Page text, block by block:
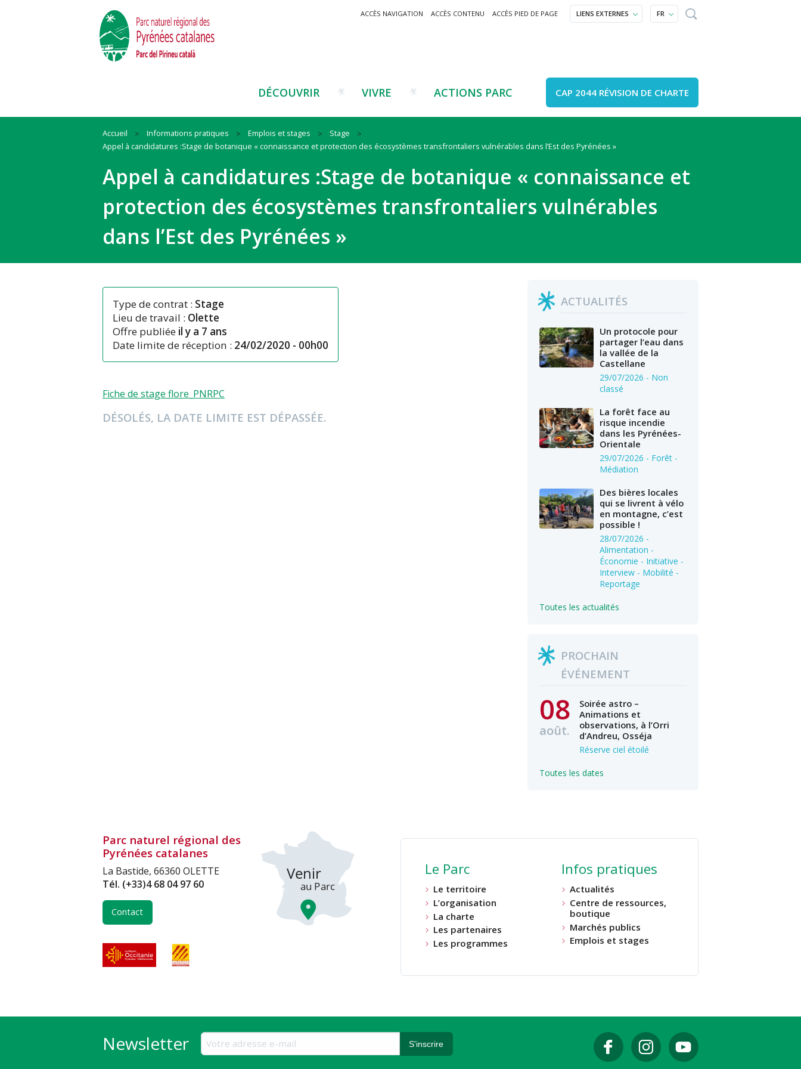
ACCÈS NAVIGATION ACCÈS CONTENU ACCÈS PIED DE PAGE LIENS EXTERNES FR
DÉCOUVRIR
Faune et Flore
Itinéraires et sites
Pratiques sportives
naturels
Traditions catalanes
Musées et sites
Journal, annuaires, carte
Toutes nos vidéos
VIVRE
Mobilité
Animation
La marque Valeurs Parc
Les réseaux
Accompagnement
ACTIONS PARC
Cadre de vie
Biodiversité
#QueLaMontagneEstBelle !
#QuandOnArriveEnParc
Agriculture
Forêt-bois
Filières émergentes
Éducation et sensibilisation
Vie locale
CAP 2044 RÉVISION DE CHARTE
Accueil Informations pratiques Emplois et stages
Stage
Appel à candidatures :Stage de botanique « connaissance et protection des écosystèmes transfrontaliers vulnérables dans l’Est des Pyrénées »
Appel à candidatures :Stage de botanique « connaissance et
protection des écosystèmes transfrontaliers vulnérables
dans l’Est des Pyrénées »
Type de contrat : Stage
Lieu de travail : Olette
Offre publiée il y a 7 ans
Date limite de réception : 24/02/2020 - 00h00
Fiche de stage flore_PNRPC
DÉSOLÉS, LA DATE LIMITE EST DÉPASSÉE.
ACTUALITÉS
Un protocole pour
partager l’eau dans
la vallée de la
Castellane
29/07/2026 - Non
classé
La forêt face au
risque incendie
dans les Pyrénées-
Orientale
29/07/2026 - Forêt -
Médiation
Des bières locales
qui se livrent à vélo
en montagne, c’est
possible !
28/07/2026 -
Alimentation -
Économie - Initiative -
Interview - Mobilité -
Reportage
Toutes les actualités
PROCHAIN
ÉVÉNEMENT
08
août.
Soirée astro –
Animations et
observations, à l’Orri
d’Andreu, Osséja
Réserve ciel étoilé
Toutes les dates
Parc naturel régional des
Pyrénées catalanes
La Bastide, 66360 OLETTE
Tél. (+33)4 68 04 97 60
Contact
Le Parc
Le territoire
L’organisation
La charte
Les partenaires
Les programmes
Infos pratiques
Actualités
Centre de ressources,
boutique
Marchés publics
Emplois et stages
Newsletter